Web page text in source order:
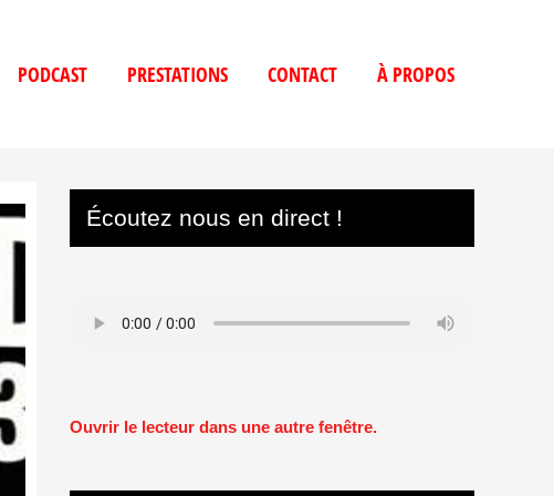
PODCAST PRESTATIONS CONTACT À PROPOS
Écoutez nous en direct !
Ouvrir le lecteur dans une autre fenêtre.